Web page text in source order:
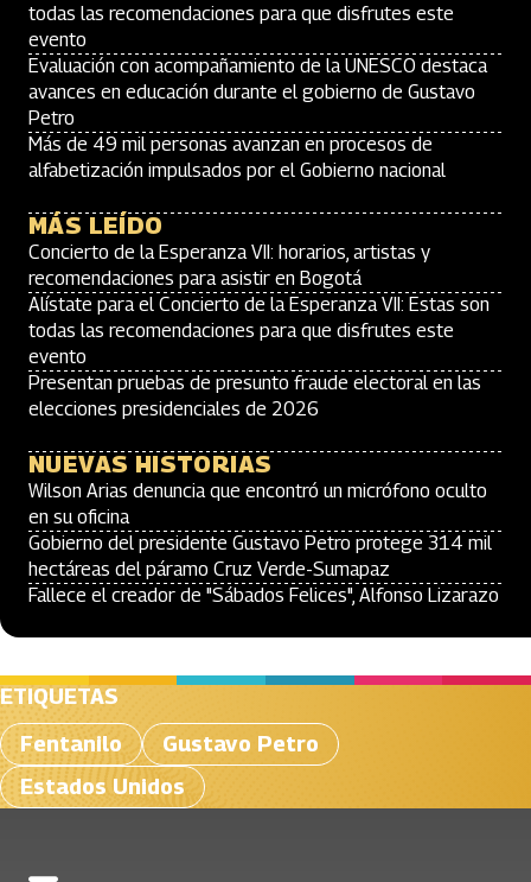
todas las recomendaciones para que disfrutes este
evento
Evaluación con acompañamiento de la UNESCO destaca
avances en educación durante el gobierno de Gustavo
Petro
Más de 49 mil personas avanzan en procesos de
alfabetización impulsados por el Gobierno nacional
MÁS LEÍDO
Concierto de la Esperanza VII: horarios, artistas y
recomendaciones para asistir en Bogotá
Alístate para el Concierto de la Esperanza VII: Estas son
todas las recomendaciones para que disfrutes este
evento
Presentan pruebas de presunto fraude electoral en las
elecciones presidenciales de 2026
NUEVAS HISTORIAS
Wilson Arias denuncia que encontró un micrófono oculto
en su oficina
Gobierno del presidente Gustavo Petro protege 314 mil
hectáreas del páramo Cruz Verde-Sumapaz
Fallece el creador de "Sábados Felices", Alfonso Lizarazo
ETIQUETAS
Fentanilo
Gustavo Petro
Estados Unidos